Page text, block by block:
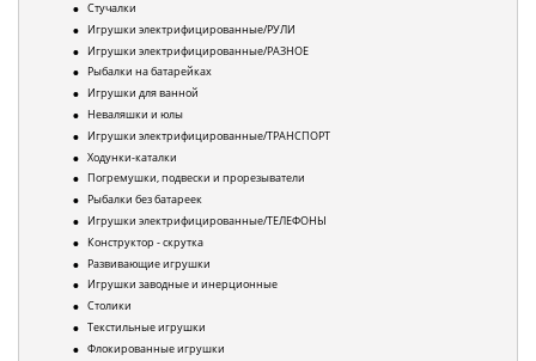
Стучалки
Игрушки электрифицированные/РУЛИ
Игрушки электрифицированные/РАЗНОЕ
Рыбалки на батарейках
Игрушки для ванной
Неваляшки и юлы
Игрушки электрифицированные/ТРАНСПОРТ
Ходунки-каталки
Погремушки, подвески и прорезыватели
Рыбалки без батареек
Игрушки электрифицированные/ТЕЛЕФОНЫ
Конструктор - скрутка
Развивающие игрушки
Игрушки заводные и инерционные
Столики
Текстильные игрушки
Флокированные игрушки